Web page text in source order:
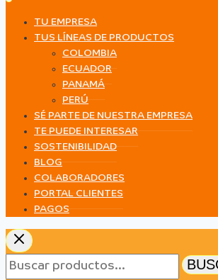
TU EMPRESA
TUS LÍNEAS DE PRODUCTOS
COLOMBIA
ECUADOR
PANAMÁ
PERÚ
SÉ PARTE DE NUESTRA EMPRESA
TE PUEDE INTERESAR
SOSTENIBILIDAD
BLOG
COLABORADORES
PORTAL CLIENTES
PAGOS
Buscar